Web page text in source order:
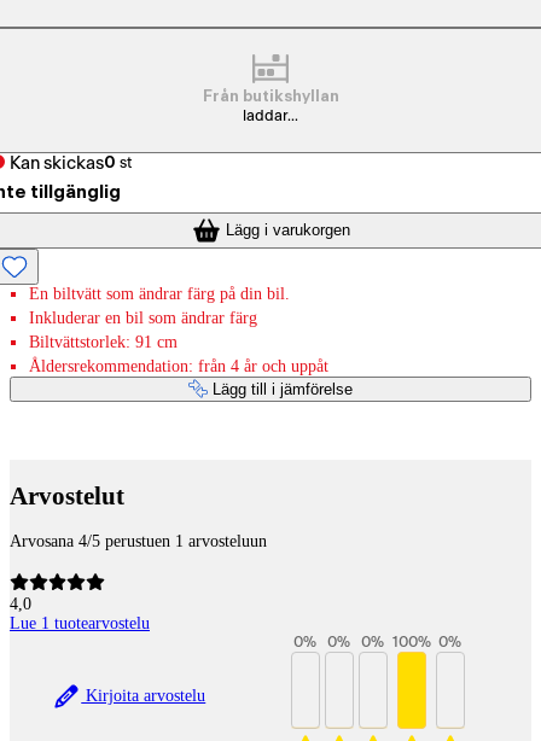
Från butikshyllan
laddar...
Kan skickas0 st
tillgänglig
Lägg i varukorgen
En biltvätt som ändrar färg på din bil.
Inkluderar en bil som ändrar färg
Biltvättstorlek: 91 cm
Åldersrekommendation: från 4 år och uppåt
Lägg till i jämförelse
Arvostelut
Arvosana 4/5 perustuen 1 arvosteluun
4,0
Lue 1 tuotearvostelu
Kirjoita arvostelu
0% 0% 0% 100% 0%